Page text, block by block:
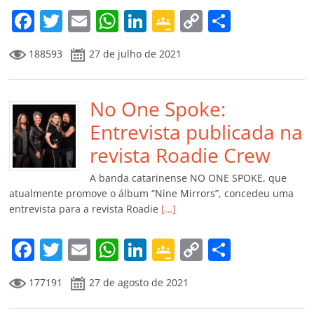
m
F
a
c
e
b
o
o
k
T
w
itt
er
E
m
ai
l
W
h
at
s
A
p
p
Li
n
k
e
dI
n
G
o
o
gl
e
Cl
a
ss
ro
o
m
C
y
Li
n
k
p
til
h
ar
188593 27 de julho de 2021
No One Spoke:
Entrevista publicada na
revista Roadie Crew
A banda catarinense NO ONE SPOKE, que
atualmente promove o álbum “Nine Mirrors”, concedeu uma
entrevista para a revista Roadie […]
F
a
c
T
w
itt
E
m
ai
W
at
Li
n
k
G
o
o
C
177191 27 de agosto de 2021